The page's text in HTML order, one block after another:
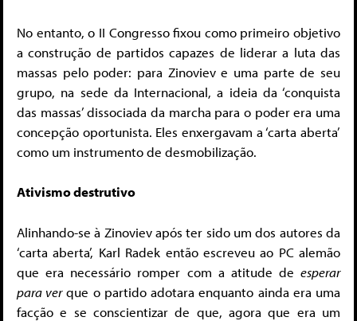
No entanto, o II Congresso fixou como primeiro objetivo
a construção de partidos capazes de liderar a luta das
massas pelo poder: para Zinoviev e uma parte de seu
grupo, na sede da Internacional, a ideia da ‘conquista
das massas’ dissociada da marcha para o poder era uma
concepção oportunista. Eles enxergavam a ‘carta aberta’
como um instrumento de desmobilização.
Ativismo destrutivo
Alinhando-se à Zinoviev após ter sido um dos autores da
‘carta aberta’, Karl Radek então escreveu ao PC alemão
que era necessário romper com a atitude de esperar
para verque o partido adotara enquanto ainda era uma
facção e se conscientizar de que, agora que era um